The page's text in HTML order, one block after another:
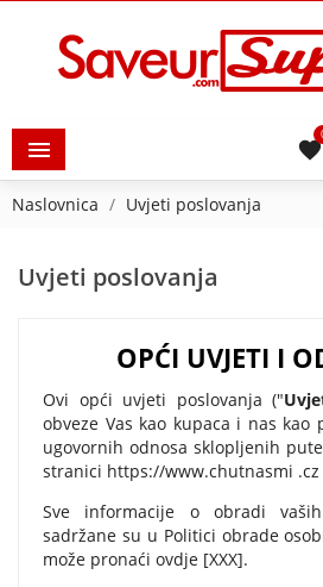
 
Naslovnica Uvjeti poslovanja
Uvjeti poslovanja
OPĆI UVJETI I
Ovi opći uvjeti poslovanja ("
obveze Vas kao kupaca i nas kao
ugovornih odnosa sklopljenih
stranici https://www.chutnasmi .cz
Sve informacije o obradi
sadržane su u Politici obrade
može pronaći ovdje [XXX].